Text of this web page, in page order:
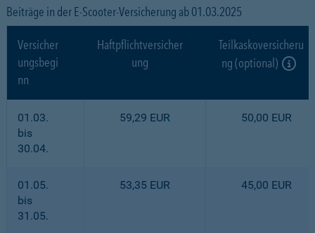
Beiträge in der E-Scooter-Versicherung ab 01.03.2025
Versicher
ungsbegi
nn
Haftpflichtversicher
ung
Teilkaskoversicheru
ng (optional)
01.03.
bis
30.04.
59,29 EUR 50,00 EUR
01.05.
bis
31.05.
53,35 EUR 45,00 EUR